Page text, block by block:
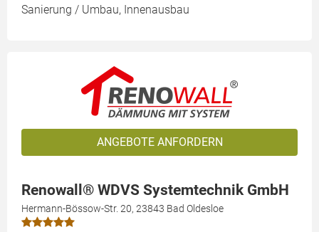
Sanierung / Umbau, Innenausbau
ANGEBOTE ANFORDERN
Renowall® WDVS Systemtechnik GmbH
Hermann-Bössow-Str. 20, 23843 Bad Oldesloe